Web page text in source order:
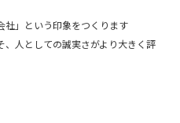
社」という印象をつくります
人としての誠実さがより大きく評